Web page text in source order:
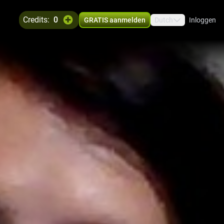
credits: 0 GRATIS aanmelden Dutch Inloggen